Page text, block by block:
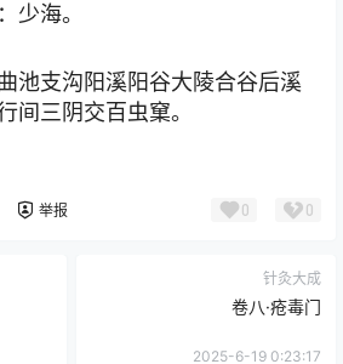
海。
支沟阳溪阳谷大陵合谷后溪
间三阴交百虫窠。
举报 0 0
针灸大成
卷八·疮毒门
2025-6-19 0:23:17